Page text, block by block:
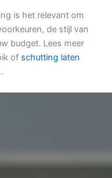
is het relevant om
de stijl van
budget. Lees meer
of schutting laten